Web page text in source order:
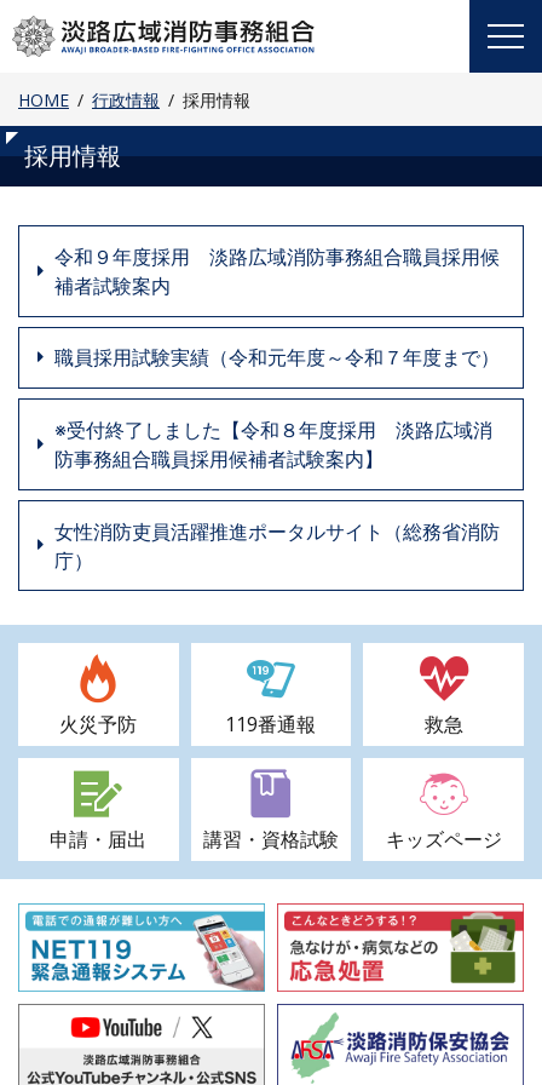
Skip
to
HOME 行政情報 採用情報
採用情報
令和９年度採用 淡路広域消防事務組合職員採用候
補者試験案内
職員採用試験実績（令和元年度～令和７年度まで）
※受付終了しました【令和８年度採用 淡路広域消
防事務組合職員採用候補者試験案内】
女性消防吏員活躍推進ポータルサイト（総務省消防
庁）
火災予防 119番通報 救急
申請・届出 講習・資格試験 キッズページ